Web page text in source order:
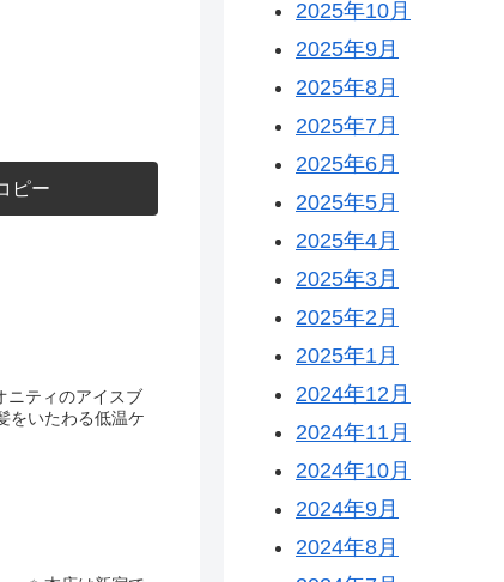
ピー
ティのアイスブ
をいたわる低温ケ
2025年10月
2025年9月
2025年8月
2025年7月
2025年6月
2025年5月
2025年4月
2025年3月
2025年2月
2025年1月
2024年12月
2024年11月
2024年10月
2024年9月
2024年8月